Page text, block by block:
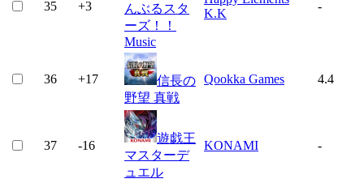
35 +3
んぶるスタ
ーズ！！
Music
K.K
-
36 +17
信長の
野望 真戦
Qookka Games 4.4
37 -16
遊戯王
マスターデ
ュエル
KONAMI -